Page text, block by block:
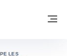
LES